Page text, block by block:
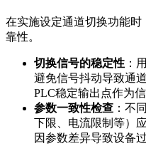
在实施设定通道切换功能
靠性。
切换信号的稳定性 ：
避免信号抖动导致通
PLC稳定输出点作为信
参数一致性检查 ：不
下限、电流限制等）
因参数差异导致设备